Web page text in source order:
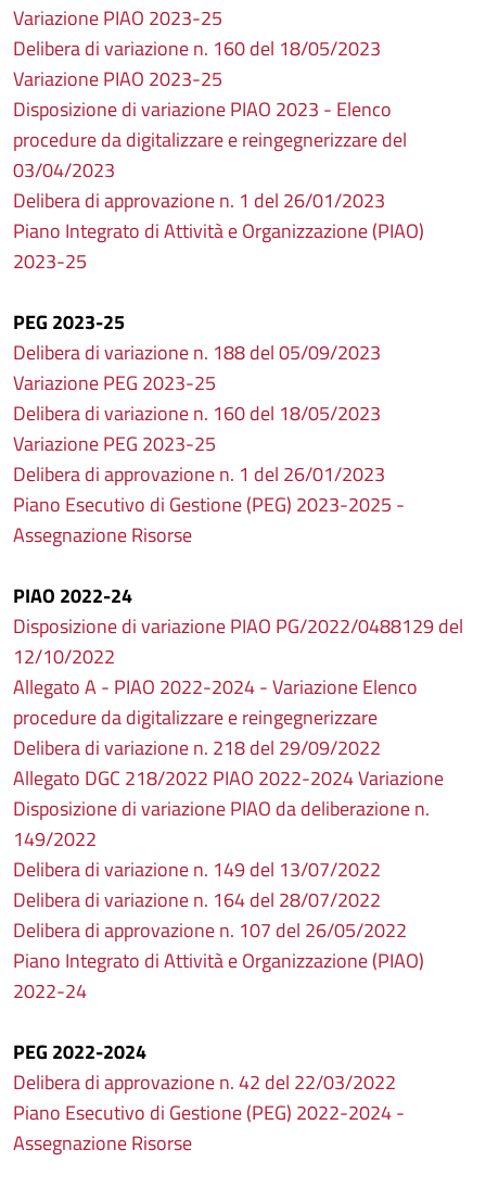
Variazione PIAO 2023-25
Delibera di variazione n. 160 del 18/05/2023
Variazione PIAO 2023-25
Disposizione di variazione PIAO 2023 - Elenco
procedure da digitalizzare e reingegnerizzare del
03/04/2023
Delibera di approvazione n. 1 del 26/01/2023
Piano Integrato di Attività e Organizzazione (PIAO)
2023-25
PEG 2023-25
Delibera di variazione n. 188 del 05/09/2023
Variazione PEG 2023-25
Delibera di variazione n. 160 del 18/05/2023
Variazione PEG 2023-25
Delibera di approvazione n. 1 del 26/01/2023
Piano Esecutivo di Gestione (PEG) 2023-2025 -
Assegnazione Risorse
PIAO 2022-24
Disposizione di variazione PIAO PG/2022/0488129 del
12/10/2022
Allegato A - PIAO 2022-2024 - Variazione Elenco
procedure da digitalizzare e reingegnerizzare
Delibera di variazione n. 218 del 29/09/2022
Allegato DGC 218/2022 PIAO 2022-2024 Variazione
Disposizione di variazione PIAO da deliberazione n.
149/2022
Delibera di variazione n. 149 del 13/07/2022
Delibera di variazione n. 164 del 28/07/2022
Delibera di approvazione n. 107 del 26/05/2022
Piano Integrato di Attività e Organizzazione (PIAO)
2022-24
PEG 2022-2024
Delibera di approvazione n. 42 del 22/03/2022
Piano Esecutivo di Gestione (PEG) 2022-2024 -
Assegnazione Risorse